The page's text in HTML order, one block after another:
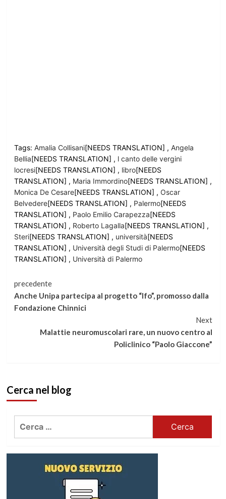
Tags: Amalia Collisani[NEEDS TRANSLATION] , Angela
Bellia[NEEDS TRANSLATION] , l canto delle vergini
locresi[NEEDS TRANSLATION] , libro[NEEDS
TRANSLATION] , Maria Immordino[NEEDS TRANSLATION] ,
Monica De Cesare[NEEDS TRANSLATION] , Oscar
Belvedere[NEEDS TRANSLATION] , Palermo[NEEDS
TRANSLATION] , Paolo Emilio Carapezza[NEEDS
TRANSLATION] , Roberto Lagalla[NEEDS TRANSLATION] ,
Steri[NEEDS TRANSLATION] , università[NEEDS
TRANSLATION] , Università degli Studi di Palermo[NEEDS
TRANSLATION] , Università di Palermo
Continua
a
leggere
precedente
Anche Unipa partecipa al progetto “Ifo”, promosso dalla
Fondazione Chinnici
Next
Malattie neuromuscolari rare, un nuovo centro al
Policlinico “Paolo Giaccone”
Cerca nel blog